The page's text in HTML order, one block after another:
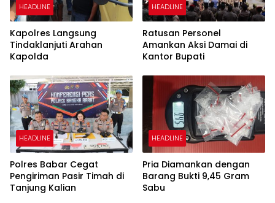
HEADLINE
Kapolres Langsung
Tindaklanjuti Arahan
Kapolda
HEADLINE
Ratusan Personel
Amankan Aksi Damai di
Kantor Bupati
HEADLINE
Polres Babar Cegat
Pengiriman Pasir Timah di
Tanjung Kalian
HEADLINE
Pria Diamankan dengan
Barang Bukti 9,45 Gram
Sabu